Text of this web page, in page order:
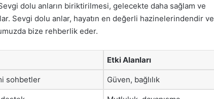
dolu anların biriktirilmesi, gelecekte daha sağlam ve
Sevgi dolu anlar, hayatın en değerli hazinelerindendir ve
bize rehberlik eder.
Etki Alanları
sohbetler Güven, bağlılık